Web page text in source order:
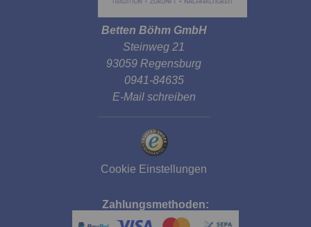
Betten Böhm GmbH
Steinweg 21
93059 Regensburg
0941-84635
E-Mail schreiben
Cookie Einstellungen
Zahlungsmethoden: